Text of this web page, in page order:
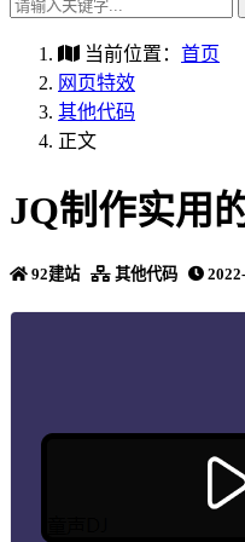
当前位置： 首页
网页特效
其他代码
正文
JQ制作实用
92建站 其他代码